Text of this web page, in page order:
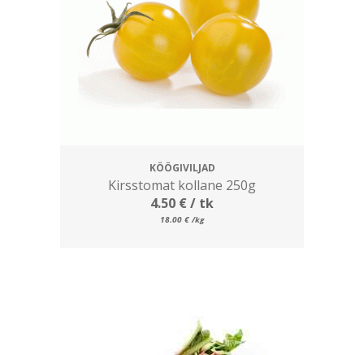
KÖÖGIVILJAD
Kirsstomat kollane 250g
4.50 €/ tk
18.00 € /kg